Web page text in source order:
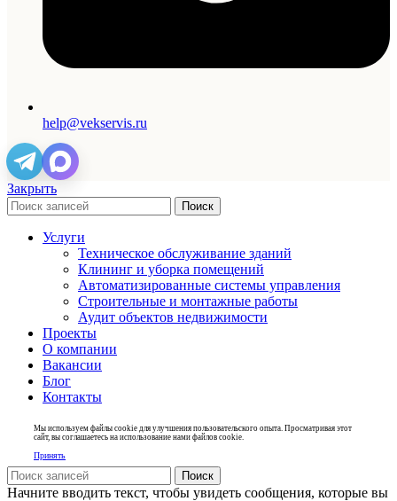
help@vekservis.ru
Закрыть
Поиск
Услуги
Техническое обслуживание зданий
Клининг и уборка помещений
Автоматизированные системы управления
Строительные и монтажные работы
Аудит объектов недвижимости
Проекты
О компании
Вакансии
Блог
Контакты
Мы используем файлы cookie для улучшения пользовательского опыта. Просматривая этот
сайт, вы соглашаетесь на использование нами файлов cookie.
Принять
Поиск
Начните вводить текст, чтобы увидеть сообщения, которые вы